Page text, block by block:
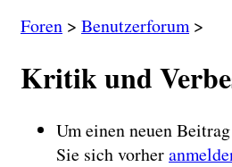
Foren > Benutzerforum>
Kritik und
Um einen neuen
Sie sich vorher